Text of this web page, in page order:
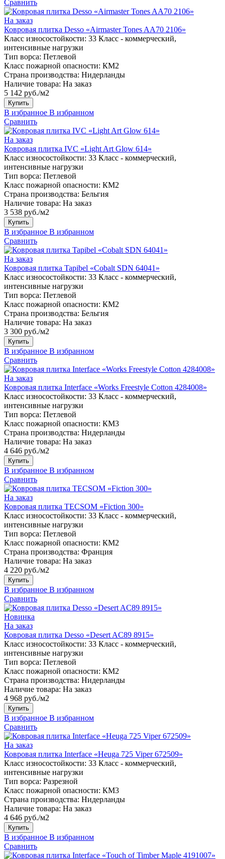
Сравнить
На заказ
Ковровая плитка Desso «Airmaster Tones AA70 2106»
Класс износостойкости: 33 Класс - коммерческий,
интенсивные нагрузки
Тип ворса: Петлевой
Класс пожарной опасности: КМ2
Страна производства: Нидерланды
Наличие товара: На заказ
5 142 руб./м2
Купить
В избранное В избранном
Сравнить
На заказ
Ковровая плитка IVC «Light Art Glow 614»
Класс износостойкости: 33 Класс - коммерческий,
интенсивные нагрузки
Тип ворса: Петлевой
Класс пожарной опасности: КМ2
Страна производства: Бельгия
Наличие товара: На заказ
3 538 руб./м2
Купить
В избранное В избранном
Сравнить
На заказ
Ковровая плитка Tapibel «Cobalt SDN 64041»
Класс износостойкости: 33 Класс - коммерческий,
интенсивные нагрузки
Тип ворса: Петлевой
Класс пожарной опасности: КМ2
Страна производства: Бельгия
Наличие товара: На заказ
3 300 руб./м2
Купить
В избранное В избранном
Сравнить
На заказ
Ковровая плитка Interface «Works Freestyle Cotton 4284008»
Класс износостойкости: 33 Класс - коммерческий,
интенсивные нагрузки
Тип ворса: Петлевой
Класс пожарной опасности: КМ3
Страна производства: Нидерланды
Наличие товара: На заказ
4 646 руб./м2
Купить
В избранное В избранном
Сравнить
На заказ
Ковровая плитка TECSOM «Fiction 300»
Класс износостойкости: 33 Класс - коммерческий,
интенсивные нагрузки
Тип ворса: Петлевой
Класс пожарной опасности: КМ2
Страна производства: Франция
Наличие товара: На заказ
4 220 руб./м2
Купить
В избранное В избранном
Сравнить
Новинка
На заказ
Ковровая плитка Desso «Desert AC89 8915»
Класс износостойкости: 33 Класс - коммерческий,
интенсивные нагрузки
Тип ворса: Петлевой
Класс пожарной опасности: КМ2
Страна производства: Нидерланды
Наличие товара: На заказ
4 968 руб./м2
Купить
В избранное В избранном
Сравнить
На заказ
Ковровая плитка Interface «Heuga 725 Viper 672509»
Класс износостойкости: 33 Класс - коммерческий,
интенсивные нагрузки
Тип ворса: Разрезной
Класс пожарной опасности: КМ3
Страна производства: Нидерланды
Наличие товара: На заказ
4 646 руб./м2
Купить
В избранное В избранном
Сравнить